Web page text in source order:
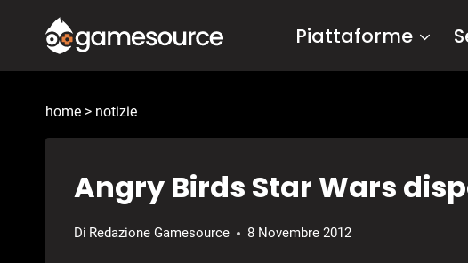
contenuto
Piattaforme
home > notizie
Angry Birds Star Wars
Di Redazione Gamesource 8 Novembre 2012